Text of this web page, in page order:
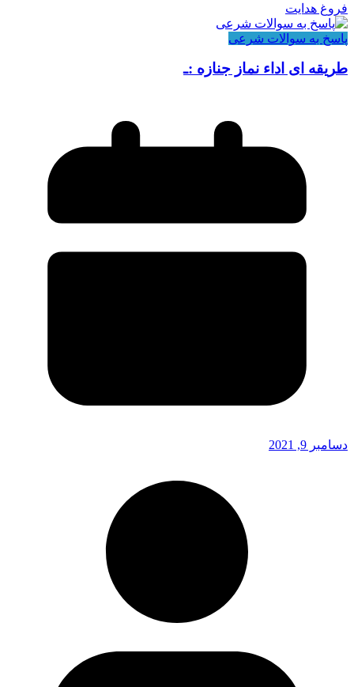
فروغ هدایت
پاسخ به سوالات شرعی
طریقه ای اداء نماز جنازه :ـ
دسامبر 9, 2021